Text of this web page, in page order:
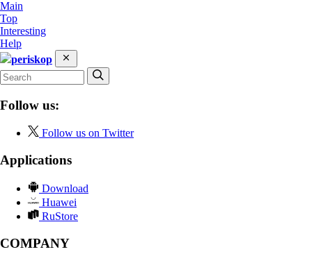
Main
Top
Interesting
Help
periskop
Follow us:
Follow us on Twitter
Applications
Download
Huawei
RuStore
COMPANY